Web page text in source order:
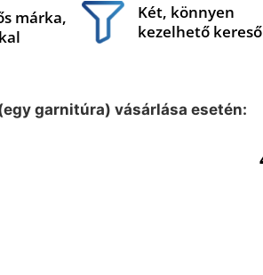
márka,
Két, könnyen
kezelhető kereső
garnitúra) vásárlása esetén: